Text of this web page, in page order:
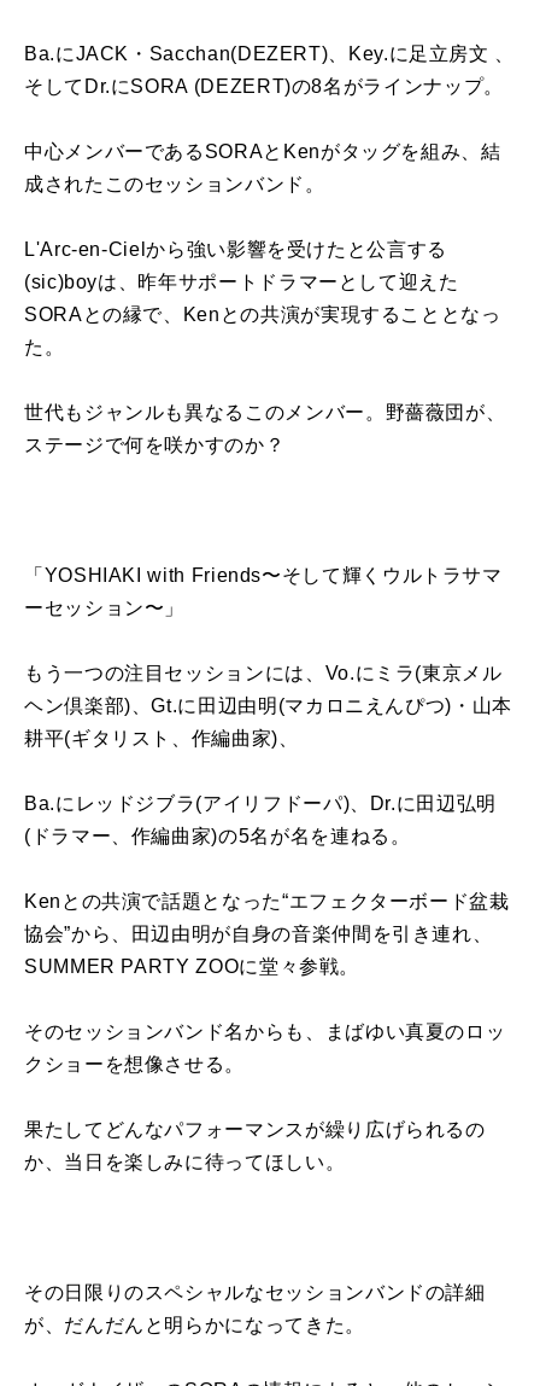
Ba.にJACK・Sacchan(DEZERT)、Key.に足立房文 、
そしてDr.にSORA (DEZERT)の8名がラインナップ。
中心メンバーであるSORAとKenがタッグを組み、結
成されたこのセッションバンド。
L'Arc-en-Cielから強い影響を受けたと公言する
(sic)boyは、昨年サポートドラマーとして迎えた
SORAとの縁で、Kenとの共演が実現することとなっ
た。
世代もジャンルも異なるこのメンバー。野薔薇団が、
ステージで何を咲かすのか？
「YOSHIAKI with Friends〜そして輝くウルトラサマ
ーセッション〜」
もう一つの注目セッションには、Vo.にミラ(東京メル
ヘン倶楽部)、Gt.に田辺由明(マカロニえんぴつ)・山本
耕平(ギタリスト、作編曲家)、
Ba.にレッドジブラ(アイリフドーパ)、Dr.に田辺弘明
(ドラマー、作編曲家)の5名が名を連ねる。
Kenとの共演で話題となった“エフェクターボード盆栽
協会”から、田辺由明が自身の音楽仲間を引き連れ、
SUMMER PARTY ZOOに堂々参戦。
そのセッションバンド名からも、まばゆい真夏のロッ
クショーを想像させる。
果たしてどんなパフォーマンスが繰り広げられるの
か、当日を楽しみに待ってほしい。
その日限りのスペシャルなセッションバンドの詳細
が、だんだんと明らかになってきた。